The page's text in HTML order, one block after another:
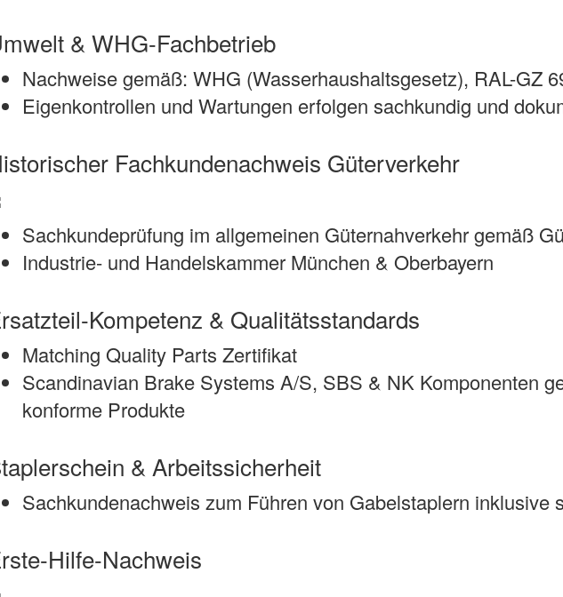
& WHG-Fachbetrieb
Nachweise gemäß: WHG (Wasserhaushaltsgesetz), RAL-GZ
Eigenkontrollen und Wartungen erfolgen sachkundig und
Fachkundenachweis Güterverkehr
Sachkundeprüfung im allgemeinen Güternahverkehr gemäß
Industrie- und Handelskammer München & Oberbayern
Kompetenz & Qualitätsstandards
Matching Quality Parts Zertifikat
Scandinavian Brake Systems A/S, SBS & NK Komponenten
konforme Produkte
& Arbeitssicherheit
Sachkundenachweis zum Führen von Gabelstaplern inklusive
Hilfe-Nachweis